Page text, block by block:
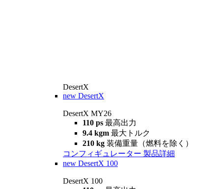
DesertX
new DesertX
DesertX MY26
110 ps 最高出力
9.4 kgm 最大トルク
210 kg 装備重量（燃料を除く）
コンフィギュレーター 製品詳細
new DesertX 100
DesertX 100